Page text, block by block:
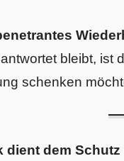
bleibt, ist
schenken
dient dem